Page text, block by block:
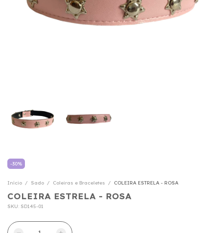
-30%
Início / Sado / Coleiras e Braceletes / COLEIRA ESTRELA - ROSA
COLEIRA ESTRELA - ROSA
SKU: SD145-01